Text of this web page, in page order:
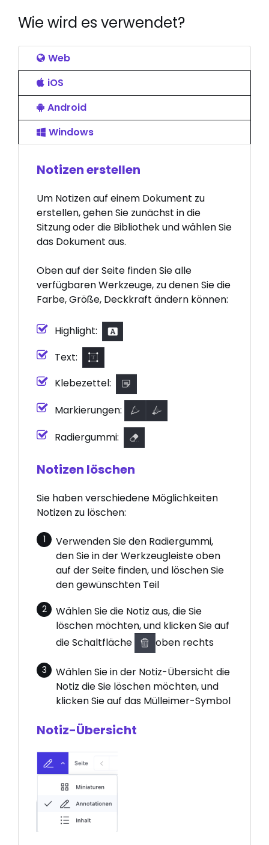
Wie wird es verwendet?
Web
iOS
Android
Windows
Notizen erstellen
Um Notizen auf einem Dokument zu
erstellen, gehen Sie zunächst in die
Sitzung oder die Bibliothek und wählen Sie
das Dokument aus.
Oben auf der Seite finden Sie alle
verfügbaren Werkzeuge, zu denen Sie die
Farbe, Größe, Deckkraft ändern können:
Highlight:
Text:
Klebezettel:
Markierungen:
Radiergummi:
Notizen löschen
Sie haben verschiedene Möglichkeiten
Notizen zu löschen:
Verwenden Sie den Radiergummi,
den Sie in der Werkzeugleiste oben
auf der Seite finden, und löschen Sie
den gewünschten Teil
Wählen Sie die Notiz aus, die Sie
löschen möchten, und klicken Sie auf
die Schaltfläche
oben rechts
Wählen Sie in der Notiz-Übersicht die
Notiz die Sie löschen möchten, und
klicken Sie auf das Mülleimer-Symbol
Notiz-Übersicht